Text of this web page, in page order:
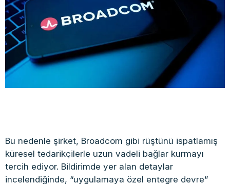
Bu nedenle şirket, Broadcom gibi rüştünü ispatlamış
küresel tedarikçilerle uzun vadeli bağlar kurmayı
tercih ediyor. Bildirimde yer alan detaylar
incelendiğinde, “uygulamaya özel entegre devre”